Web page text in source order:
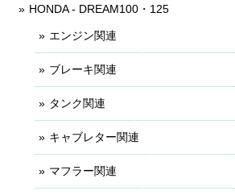
HONDA - DREAM100・125
エンジン関連
ブレーキ関連
タンク関連
キャブレター関連
マフラー関連